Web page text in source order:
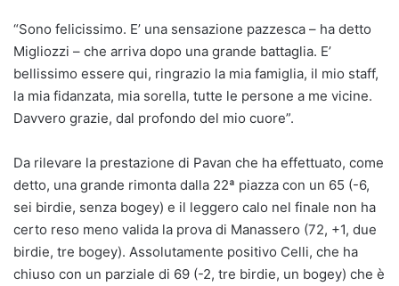
“Sono felicissimo. E’ una sensazione pazzesca – ha detto
Migliozzi – che arriva dopo una grande battaglia. E’
bellissimo essere qui, ringrazio la mia famiglia, il mio staff,
la mia fidanzata, mia sorella, tutte le persone a me vicine.
Davvero grazie, dal profondo del mio cuore”.
Da rilevare la prestazione di Pavan che ha effettuato, come
detto, una grande rimonta dalla 22ª piazza con un 65 (-6,
sei birdie, senza bogey) e il leggero calo nel finale non ha
certo reso meno valida la prova di Manassero (72, +1, due
birdie, tre bogey). Assolutamente positivo Celli, che ha
chiuso con un parziale di 69 (-2, tre birdie, un bogey) che è